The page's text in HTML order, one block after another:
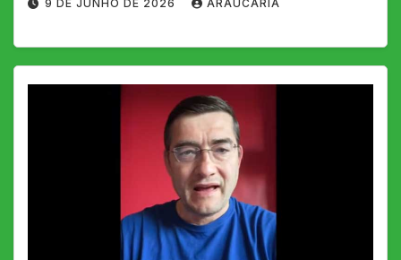
9 DE JUNHO DE 2026 ARAUCARIA